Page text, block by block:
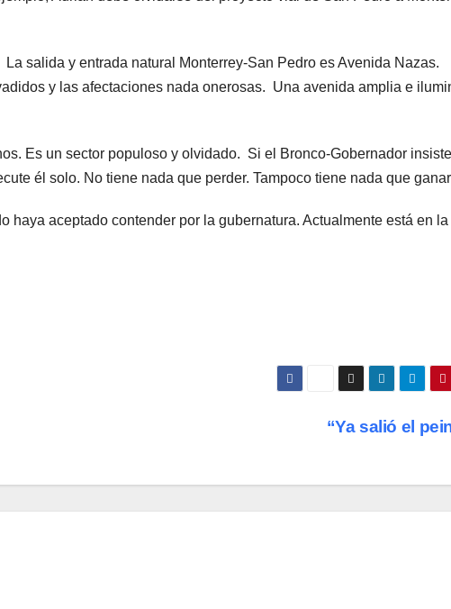
salida y entrada natural Monterrey-San Pedro es Avenida Nazas.
y las afectaciones nada onerosas. Una avenida amplia e
Es un sector populoso y olvidado. Si el Bronco-Gobernador
él solo. No tiene nada que perder. Tampoco tiene nada que
haya aceptado contender por la gubernatura. Actualmente está en la
“Ya salió el